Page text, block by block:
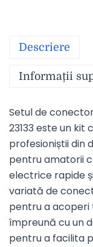
Descriere
Informații
Setul de
23133 este un
profesioniștii din
pentru amatorii
electrice rapide
variată de
pentru a acoperi
împreună cu un
pentru a facilita